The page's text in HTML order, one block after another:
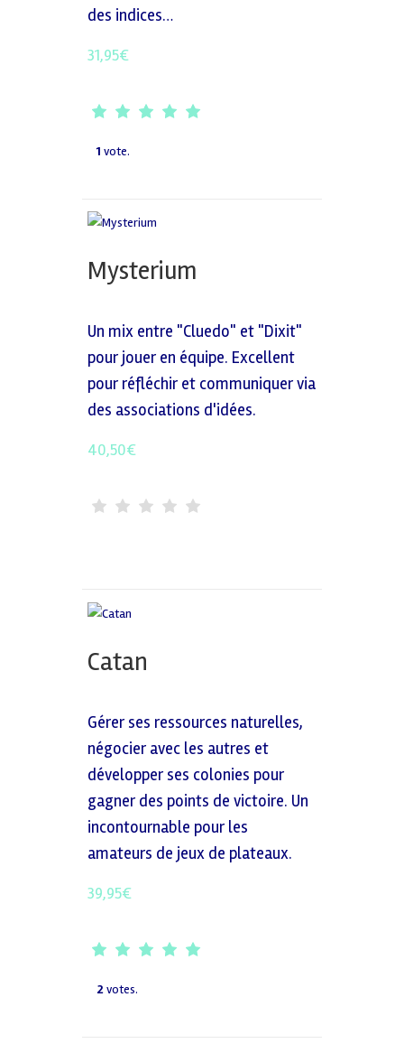
des indices…
31,95€
1 vote.
Mysterium
Un mix entre "Cluedo" et "Dixit"
pour jouer en équipe. Excellent
pour réfléchir et communiquer via
des associations d'idées.
40,50€
Catan
Gérer ses ressources naturelles,
négocier avec les autres et
développer ses colonies pour
gagner des points de victoire. Un
incontournable pour les
amateurs de jeux de plateaux.
39,95€
2votes.